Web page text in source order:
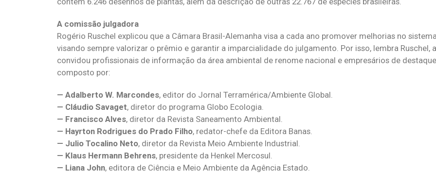
A comissão julgadora
Rogério Ruschel explicou que a Câmara Brasil-Alemanha visa a cada ano promover melhorias no
visando sempre valorizar o prêmio e garantir a imparcialidade do julgamento. Por isso, lembra Ruschel,
convidou profissionais de informação da área ambiental de renome nacional e empresários de
composto por:
— Adalberto W. Marcondes, editor do Jornal Terramérica/Ambiente Global.
— Cláudio Savaget, diretor do programa Globo Ecologia.
— Francisco Alves, diretor da Revista Saneamento Ambiental.
— Hayrton Rodrigues do Prado Filho, redator-chefe da Editora Banas.
— Julio Tocalino Neto, diretor da Revista Meio Ambiente Industrial.
— Klaus Hermann Behrens, presidente da Henkel Mercosul.
— Liana John, editora de Ciência e Meio Ambiente da Agência Estado.